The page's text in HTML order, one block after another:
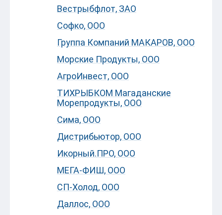
Вестрыбфлот, ЗАО
Софко, ООО
Группа Компаний МАКАРОВ, ООО
Морские Продукты, ООО
АгроИнвест, ООО
ТИХРЫБКОМ Магаданские
Морепродукты, ООО
Сима, ООО
Дистрибьютор, ООО
Икорный.ПРО, ООО
МЕГА-ФИШ, ООО
СП-Холод, ООО
Даллос, ООО